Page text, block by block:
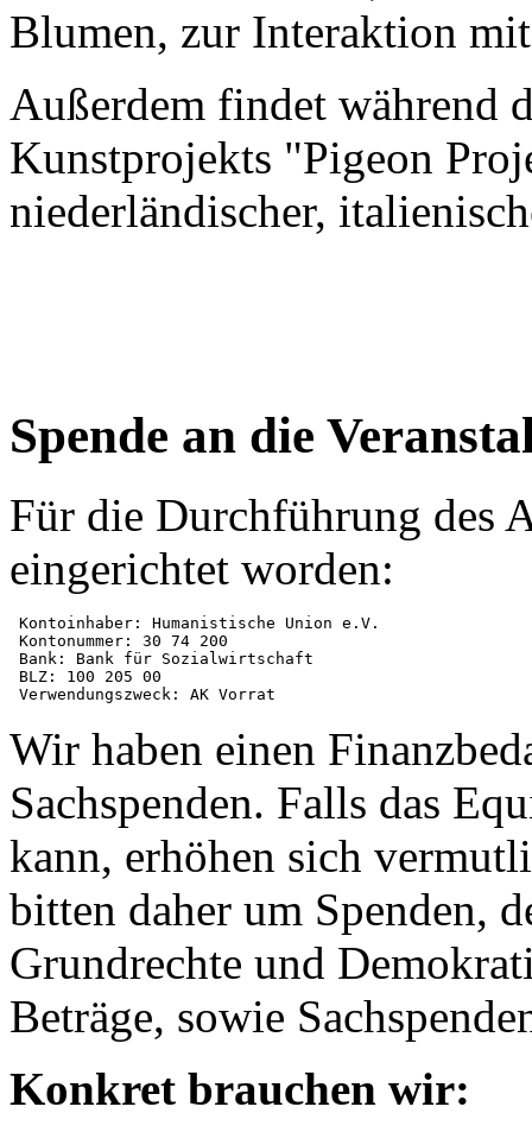
Blumen, zur Interaktion
Außerdem findet während
Kunstprojekts "Pigeon
niederländischer,
Spende an die
Für die Durchführung des
eingerichtet worden:
Kontoinhaber: Humanistische Union e.V.
Kontonummer: 30 74 200
Bank: Bank für Sozialwirtschaft
BLZ: 100 205 00
Wir haben einen
Sachspenden. Falls das
kann, erhöhen sich
bitten daher um Spenden,
Grundrechte und
Beträge, sowie
Konkret brauchen wir: